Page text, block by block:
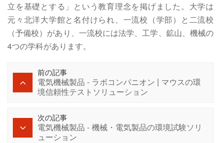
立を基礎とする」という教育理念を掲げました。大学は
元々北洋大学館と名付けられ、一流校（学部）と二流校
（予備校）があり、一流校には法学、工学、鉱山、機械の
4つの学科があります。
前の記事
電気機械製品 - ラボコンパニオン | マウスの環
境信頼性テストソリューション
次の記事
電気機械製品 - 機械・電気製品の環境試験ソリ
ューション